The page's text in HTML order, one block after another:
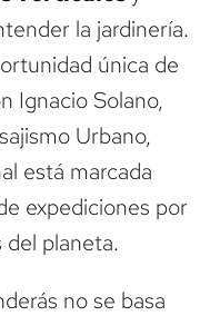
la jardinería.
única de
Ignacio Solano,
Urbano,
está marcada
expediciones por
del planeta.
no se basa